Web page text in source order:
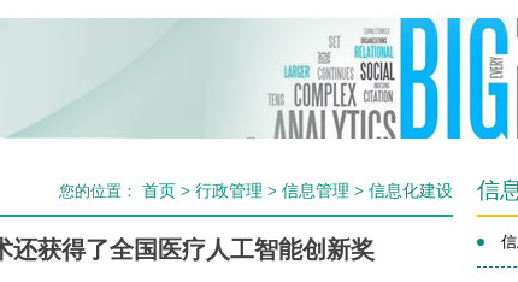
您的位置： 首页 > 行政管理 > 信息管理 > 信息化建设
还获得了全国医疗人工智能创新奖
信